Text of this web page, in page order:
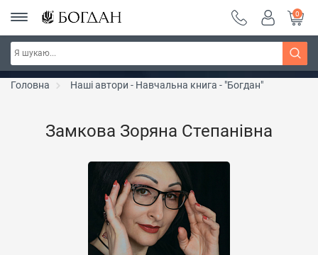
РОЗПРОДАЖ ~ 150 грн ~ 200 грн ~ 250 грн ~
300 грн ~ РОЗПРОДАЖ
Дізнатись більше
0
Головна Наші автори - Навчальна книга - "Богдан"
Замкова Зоряна Степанівна